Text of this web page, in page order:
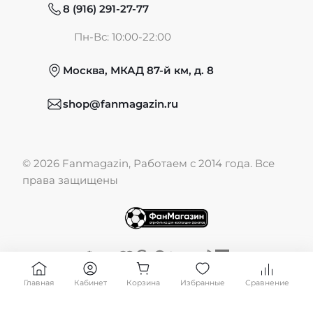
Обмен и возврат
Публичная оферта
8 (916) 291-27-77
Пн-Вс: 10:00-22:00
Москва, МКАД 87-й км, д. 8
shop@fanmagazin.ru
© 2026 Fanmagazin, Работаем с 2014 года. Все
права защищены
Главная Кабинет Корзина Избранные Сравнение